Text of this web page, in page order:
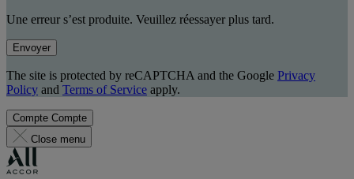
Une erreur s’est produite. Veuillez réessayer plus tard.
Envoyer
The site is protected by reCAPTCHA and the Google Privacy
Policy and Terms of Service apply.
Compte Compte
Close menu